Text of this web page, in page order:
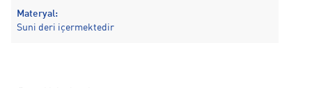
Materyal:
Suni deri içermektedir